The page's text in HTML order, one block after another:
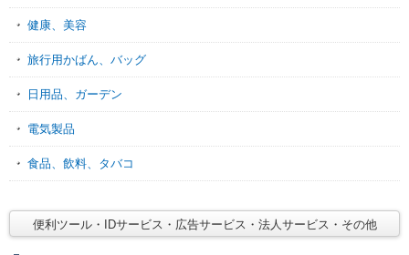
健康、美容
旅行用かばん、バッグ
日用品、ガーデン
電気製品
食品、飲料、タバコ
便利ツール・IDサービス・広告サービス・法人サービス・その他